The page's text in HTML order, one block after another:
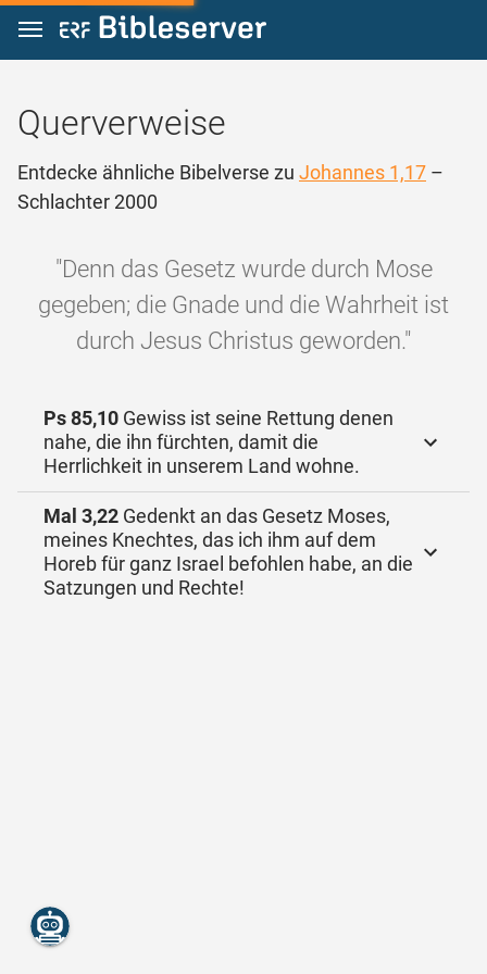
Zum Inhalt springen
Querverweise
Entdecke ähnliche Bibelverse zu Johannes 1,17 –
Schlachter 2000
"Denn das Gesetz wurde durch Mose
gegeben; die Gnade und die Wahrheit ist
durch Jesus Christus geworden."
Ps 85,10 Gewiss ist seine Rettung denen
nahe, die ihn fürchten, damit die
Herrlichkeit in unserem Land wohne.
Mal 3,22 Gedenkt an das Gesetz Moses,
meines Knechtes, das ich ihm auf dem
Horeb für ganz Israel befohlen habe, an die
Satzungen und Rechte!